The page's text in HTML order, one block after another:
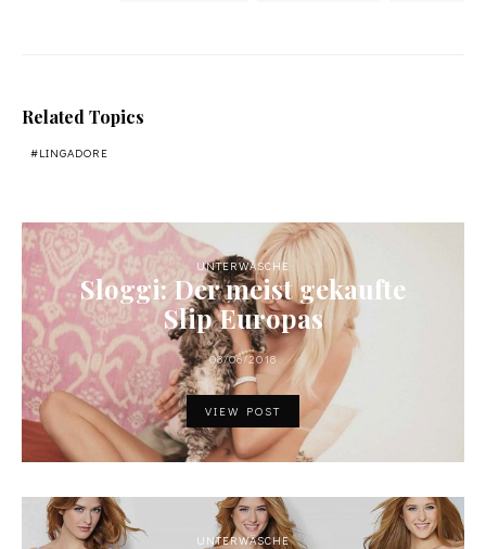
Related Topics
LINGADORE
UNTERWÄSCHE
Sloggi: Der meist gekaufte
Slip Europas
08/06/2018
VIEW POST
UNTERWÄSCHE